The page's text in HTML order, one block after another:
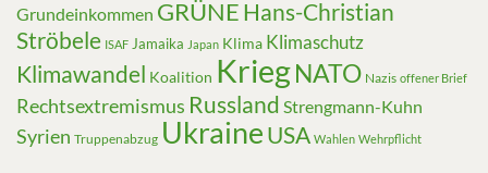
Grundeinkommen GRÜNE Hans-Christian
Ströbele ISAF Jamaika Japan Klima Klimaschutz
Klimawandel Koalition KriegNATO Nazis offener Brief
Rechtsextremismus Russland Strengmann-Kuhn
Syrien Truppenabzug UkraineUSA Wahlen Wehrpflicht